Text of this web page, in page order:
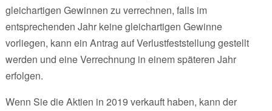
gleichartigen Gewinnen zu verrechnen, falls im
entsprechenden Jahr keine gleichartigen Gewinne
vorliegen, kann ein Antrag auf Verlustfeststellung gestellt
werden und eine Verrechnung in einem späteren Jahr
erfolgen.
Wenn Sie die Aktien in 2019 verkauft haben, kann der